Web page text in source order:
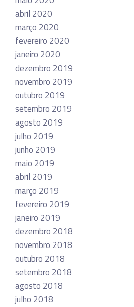
abril 2020
março 2020
fevereiro 2020
janeiro 2020
dezembro 2019
novembro 2019
outubro 2019
setembro 2019
agosto 2019
julho 2019
junho 2019
maio 2019
abril 2019
março 2019
fevereiro 2019
janeiro 2019
dezembro 2018
novembro 2018
outubro 2018
setembro 2018
agosto 2018
julho 2018